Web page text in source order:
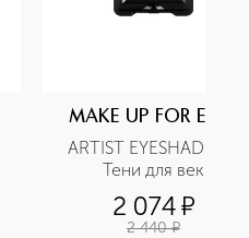
MAKE UP FOR EVER
ARTIST EYESHADOW
Тени для век
2 074¤
2 440 ¤